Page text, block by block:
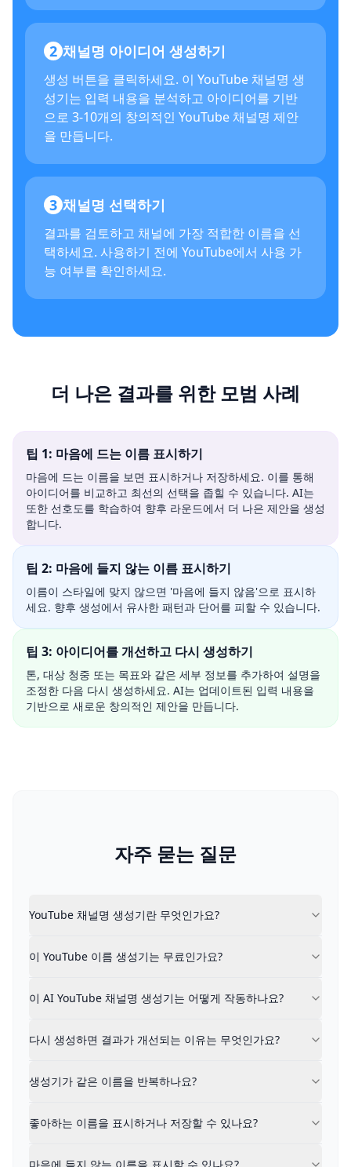
2 채널명 아이디어 생성하기
생성 버튼을 클릭하세요. 이 YouTube 채널명 생
성기는 입력 내용을 분석하고 아이디어를 기반
으로 3-10개의 창의적인 YouTube 채널명 제안
을 만듭니다.
3 채널명 선택하기
결과를 검토하고 채널에 가장 적합한 이름을 선
택하세요. 사용하기 전에 YouTube에서 사용 가
능 여부를 확인하세요.
더 나은 결과를 위한 모범 사례
팁 1: 마음에 드는 이름 표시하기
마음에 드는 이름을 보면 표시하거나 저장하세요. 이를 통해
아이디어를 비교하고 최선의 선택을 좁힐 수 있습니다. AI는
또한 선호도를 학습하여 향후 라운드에서 더 나은 제안을 생성
합니다.
팁 2: 마음에 들지 않는 이름 표시하기
이름이 스타일에 맞지 않으면 '마음에 들지 않음'으로 표시하
세요. 향후 생성에서 유사한 패턴과 단어를 피할 수 있습니다.
팁 3: 아이디어를 개선하고 다시 생성하기
톤, 대상 청중 또는 목표와 같은 세부 정보를 추가하여 설명을
조정한 다음 다시 생성하세요. AI는 업데이트된 입력 내용을
기반으로 새로운 창의적인 제안을 만듭니다.
자주 묻는 질문
YouTube 채널명 생성기는 YouTube 채널명에 대한 아이
네. 이 YouTube 채널명 생성기는 완전히 무료이며 가입이
자신의 말로 채널 아이디어를 설명하세요. 이 YouTube
생성할 때마다 시스템은 이전 결과에서 학습합니다. 좋아
아니요. 시스템은 여러 번 생성하더라도 이전 생성의 이
좋아하는 이름을 표시하거나 저장할 수 있나요?
마음에 들지 않는 이름을 표시할 수 있나요?
YouTube 채널명 생성기란 무엇인가요?
이 YouTube 이름 생성기는 무료인가요?
이 AI YouTube 채널명 생성기는 어떻게 작동하나요?
다시 생성하면 결과가 개선되는 이유는 무엇인가요?
생성기가 같은 이름을 반복하나요?
좋아하는 이름을 표시하거나 저장할 수 있나요?